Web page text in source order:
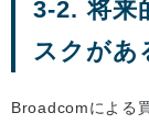
3-2. 将来
スクがあ
Broadcomによる